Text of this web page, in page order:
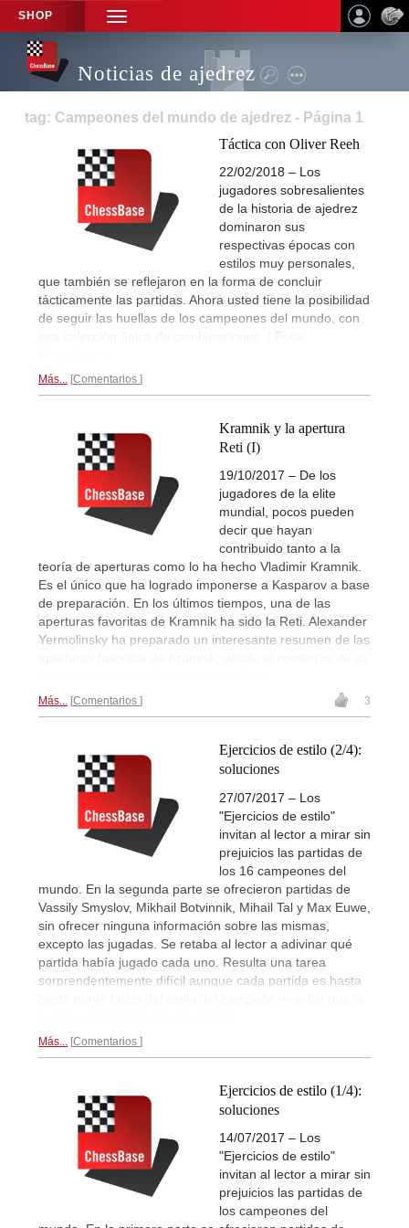
SHOP
TOGGLE
NAVIGATION
Noticias de ajedrez
tag: Campeones del mundo de ajedrez - Página 1
Táctica con Oliver Reeh
22/02/2018 – Los
jugadores sobresalientes
de la historia de ajedrez
dominaron sus
respectivas épocas con
estilos muy personales,
que también se reflejaron en la forma de concluir
tácticamente las partidas. Ahora usted tiene la posibilidad
de seguir las huellas de los campeones del mundo, con
esa colección única de combinaciones. | Foto:
Más... Comentarios
Kramnik y la apertura
Reti (I)
19/10/2017 – De los
jugadores de la elite
mundial, pocos pueden
decir que hayan
contribuido tanto a la
teoría de aperturas como lo ha hecho Vladimir Kramnik.
Es el único que ha logrado imponerse a Kasparov a base
de preparación. En los últimos tiempos, una de las
aperturas favoritas de Kramnik ha sido la Reti. Alexander
Yermolinsky ha preparado un interesante resumen de las
Más... Comentarios 3
Ejercicios de estilo (2/4):
soluciones
27/07/2017 – Los
"Ejercicios de estilo"
invitan al lector a mirar sin
prejuicios las partidas de
los 16 campeones del
mundo. En la segunda parte se ofrecieron partidas de
Vassily Smyslov, Mikhail Botvinnik, Mihail Tal y Max Euwe,
sin ofrecer ninguna información sobre las mismas,
excepto las jugadas. Se retaba al lector a adivinar qué
partida había jugado cada uno. Resulta una tarea
sorprendentemente difícil aunque cada partida es hasta
Más... Comentarios
Ejercicios de estilo (1/4):
soluciones
14/07/2017 – Los
"Ejercicios de estilo"
invitan al lector a mirar sin
prejuicios las partidas de
los campeones del